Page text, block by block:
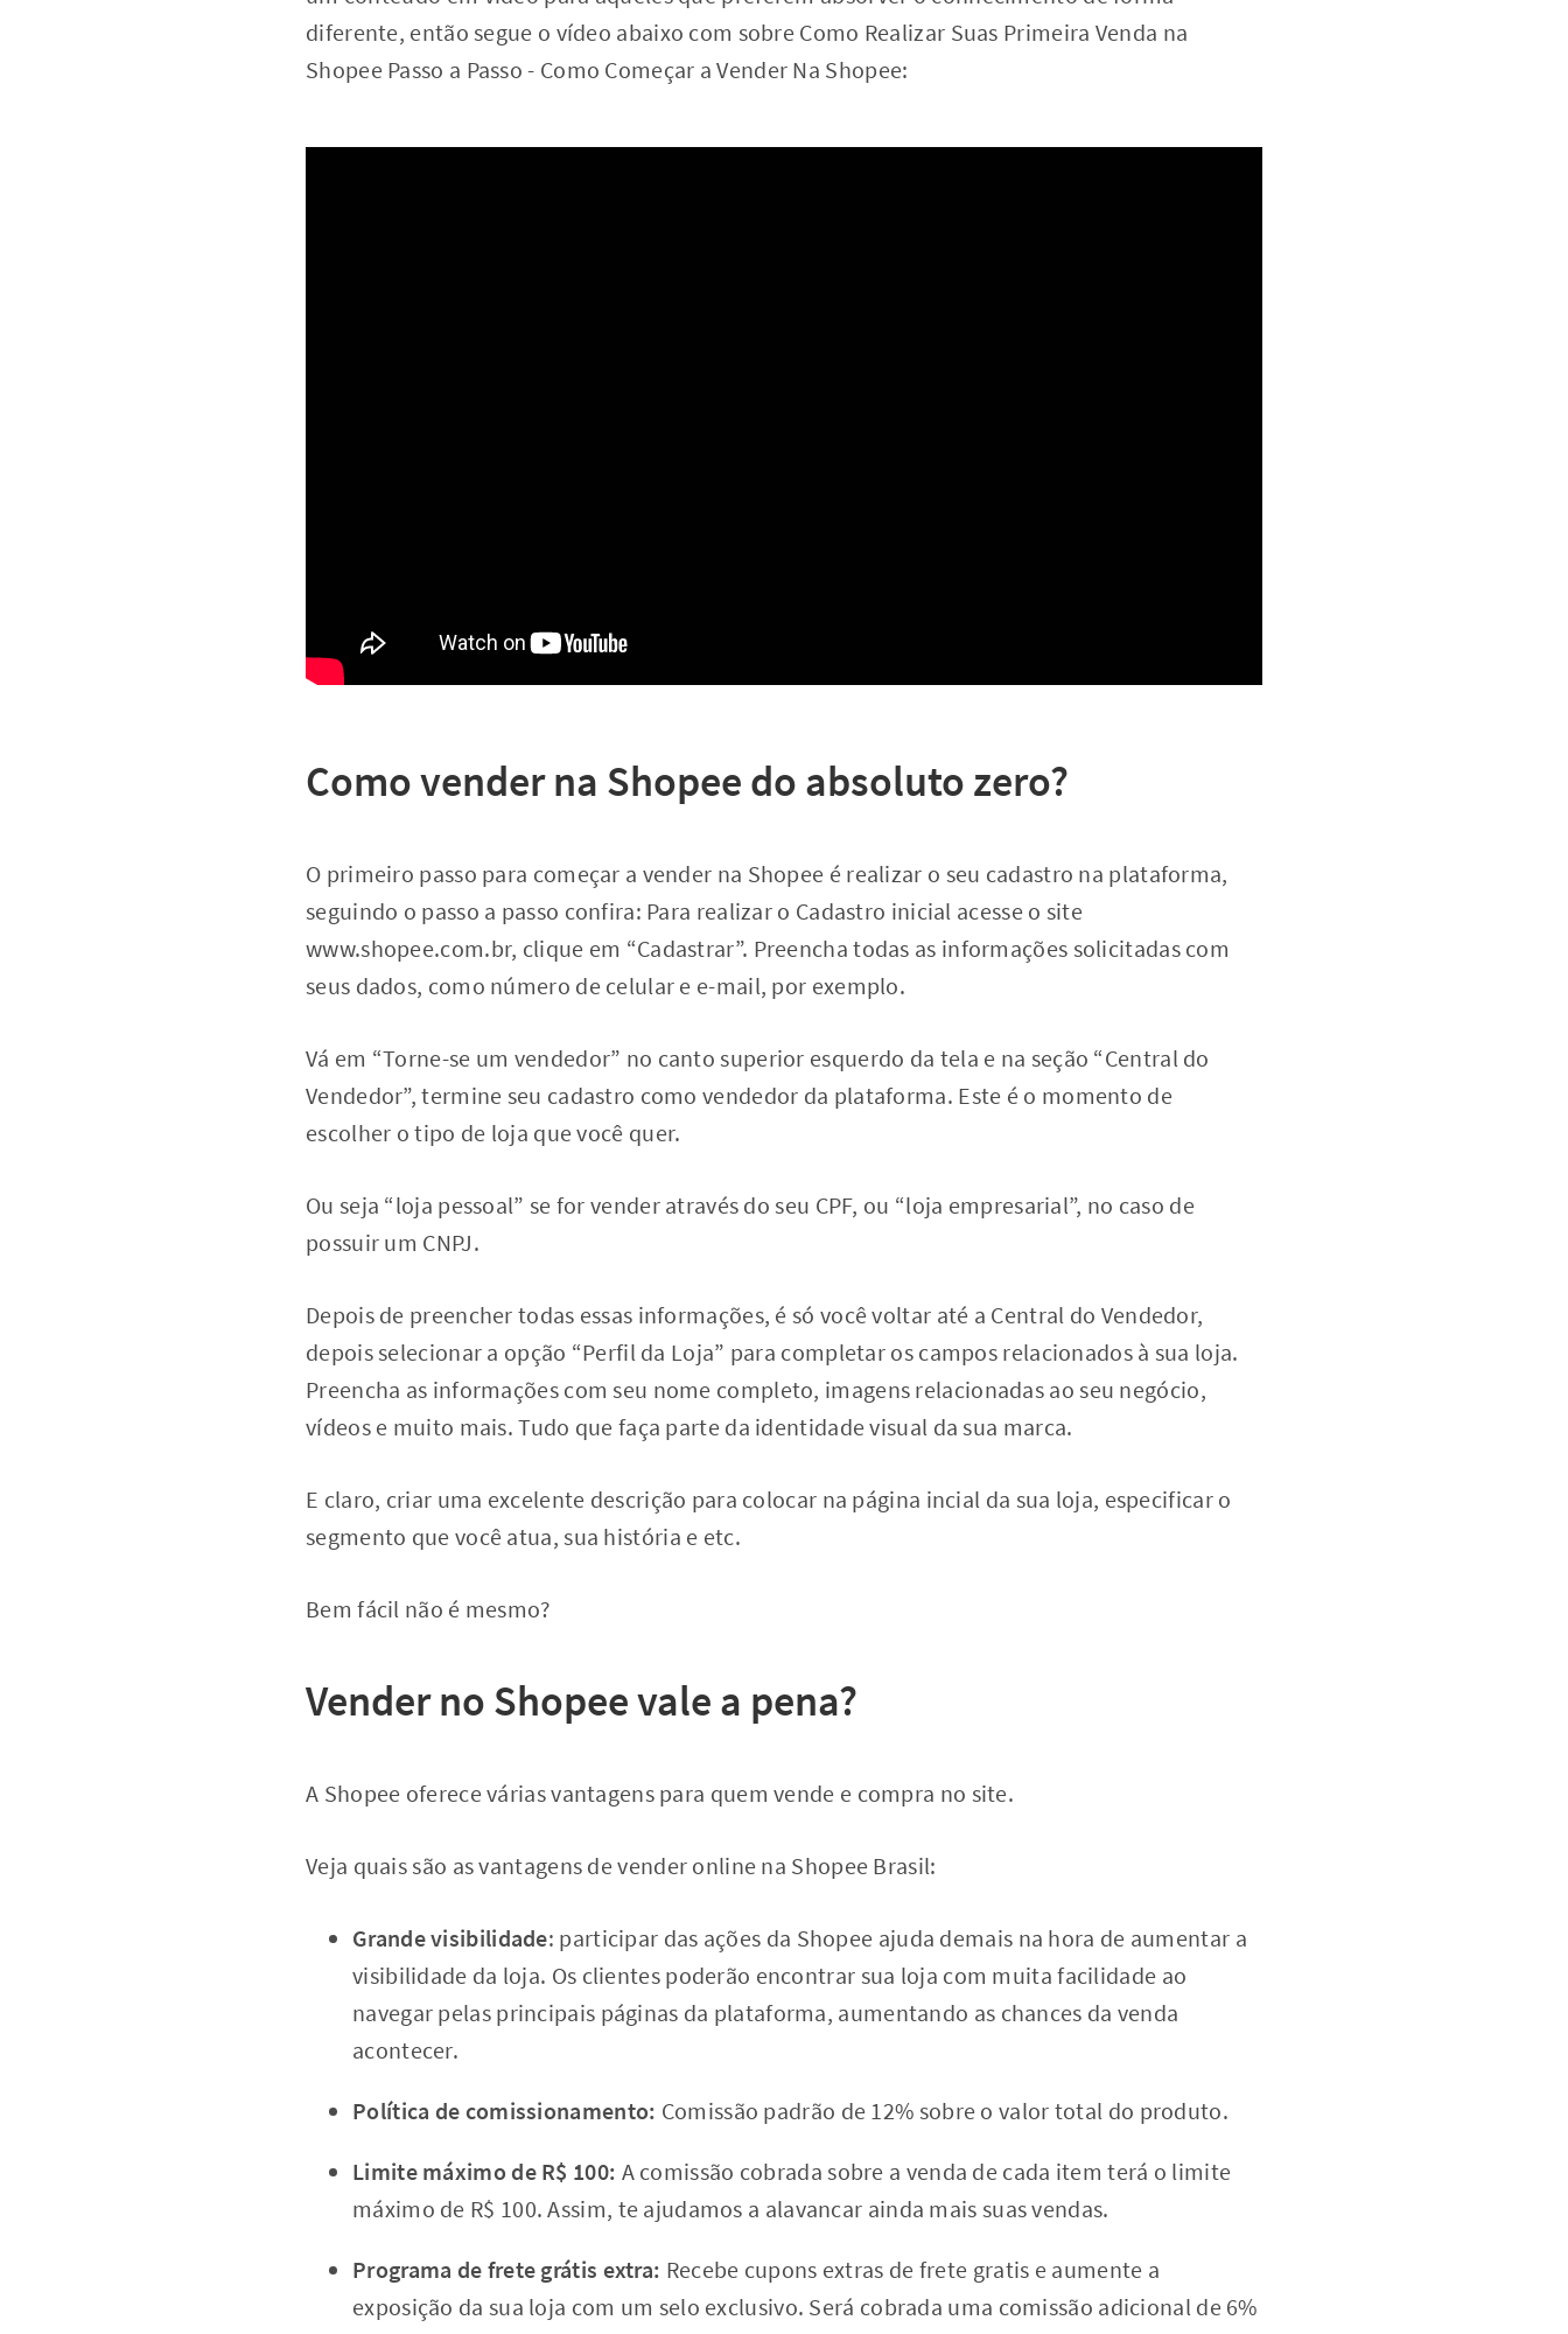
diferente, então segue o vídeo abaixo com sobre Como Realizar Suas Primeira Venda na
Shopee Passo a Passo - Como Começar a Vender Na Shopee:
Como vender na Shopee do absoluto zero?
O primeiro passo para começar a vender na Shopee é realizar o seu cadastro na plataforma,
seguindo o passo a passo confira: Para realizar o Cadastro inicial acesse o site
www.shopee.com.br, clique em “Cadastrar”. Preencha todas as informações solicitadas com
seus dados, como número de celular e e-mail, por exemplo.
Vá em “Torne-se um vendedor” no canto superior esquerdo da tela e na seção “Central do
Vendedor”, termine seu cadastro como vendedor da plataforma. Este é o momento de
escolher o tipo de loja que você quer.
Ou seja “loja pessoal” se for vender através do seu CPF, ou “loja empresarial”, no caso de
possuir um CNPJ.
Depois de preencher todas essas informações, é só você voltar até a Central do Vendedor,
depois selecionar a opção “Perfil da Loja” para completar os campos relacionados à sua loja.
Preencha as informações com seu nome completo, imagens relacionadas ao seu negócio,
vídeos e muito mais. Tudo que faça parte da identidade visual da sua marca.
E claro, criar uma excelente descrição para colocar na página incial da sua loja, especificar o
segmento que você atua, sua história e etc.
Bem fácil não é mesmo?
Vender no Shopee vale a pena?
A Shopee oferece várias vantagens para quem vende e compra no site.
Veja quais são as vantagens de vender online na Shopee Brasil:
Grande visibilidade: participar das ações da Shopee ajuda demais na hora de aumentar a
visibilidade da loja. Os clientes poderão encontrar sua loja com muita facilidade ao
navegar pelas principais páginas da plataforma, aumentando as chances da venda
acontecer.
Política de comissionamento: Comissão padrão de 12% sobre o valor total do produto.
Limite máximo de R$ 100: A comissão cobrada sobre a venda de cada item terá o limite
máximo de R$ 100. Assim, te ajudamos a alavancar ainda mais suas vendas.
Programa de frete grátis extra: Recebe cupons extras de frete gratis e aumente a
exposição da sua loja com um selo exclusivo. Será cobrada uma comissão adicional de 6%